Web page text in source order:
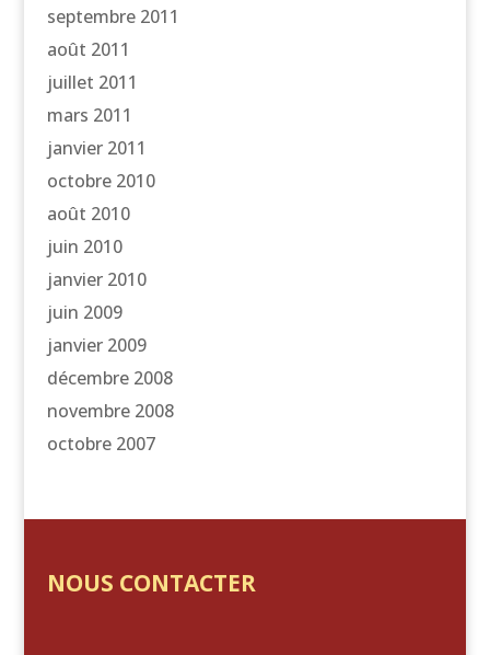
septembre 2011
août 2011
juillet 2011
mars 2011
janvier 2011
octobre 2010
août 2010
juin 2010
janvier 2010
juin 2009
janvier 2009
décembre 2008
novembre 2008
octobre 2007
NOUS CONTACTER